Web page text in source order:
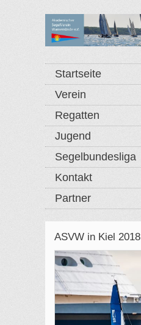
Startseite
Verein
Regatten
Jugend
Segelbundesliga
Kontakt
Partner
ASVW in Kiel 2018